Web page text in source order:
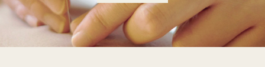
お客さまの声